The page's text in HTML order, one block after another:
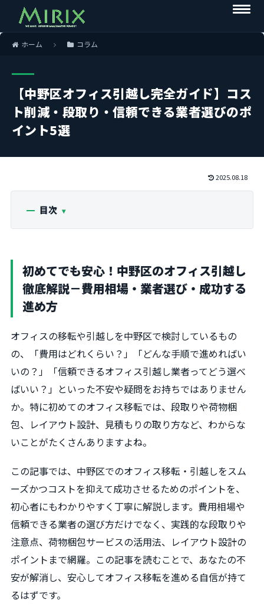
ホーム コラム
【中野区オフィス引越し完全ガイド】コス
ト削減・段取り・信頼できる業者選びのポ
イント5選
2025.08.18
目次
初めてでも安心！中野区のオフィス引越し
徹底解説－費用相場・業者選び・成功する
進め方
オフィスの移転や引越しを中野区で検討しているもの
の、「費用はどれくらい？」「どんな手順で進めればい
いの？」「信頼できるオフィス引越し業者ってどう選べ
ばいい？」といった不安や疑問をお持ちではありません
か。特に初めてのオフィス移転では、段取りや荷物梱
包、レイアウト設計、見積もりの取り方など、わからな
いことがたくさんありますよね。
この記事では、中野区でのオフィス移転・引越しをスム
ーズかつコストを抑えて成功させるためのポイントを、
初心者にもわかりやすく丁寧に解説します。費用相場や
信頼できる業者の選び方だけでなく、実践的な段取りや
注意点、荷物梱包サービスの活用法、レイアウト設計の
ポイントまで網羅。この記事を読むことで、あなたの不
安が解消し、安心してオフィス移転を進める自信が持て
るはずです。